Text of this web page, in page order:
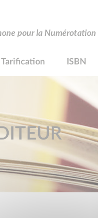
pour la
Tarification ISBN